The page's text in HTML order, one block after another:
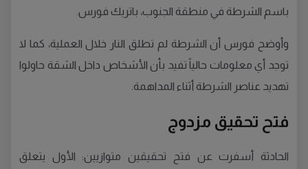
باسم الشرطة في منطقة الجنوب، باتريك فورس.
وأوضح فورس أن الشرطة لم تطلق النار خلال العملية، كما لا
توجد أي معلومات حالياً تفيد بأن الأشخاص داخل الشقة حاولوا
تهديد عناصر الشرطة أثناء المداهمة.
فتح تحقيق مزدوج
الحادثة أسفرت عن فتح تحقيقين متوازيين: الأول يتعلق